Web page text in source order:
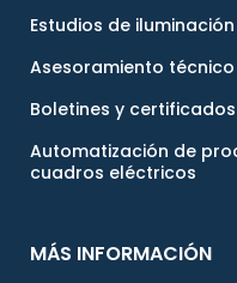
Estudios de iluminación
Asesoramiento técnico
Boletines y
Automatización de
cuadros eléctricos
MÁS INFORMACIÓN